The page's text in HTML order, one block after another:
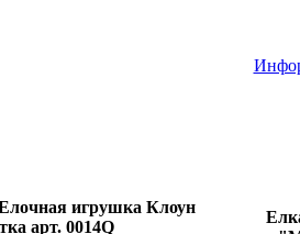
игрушка Клоун
арт. 0014Q